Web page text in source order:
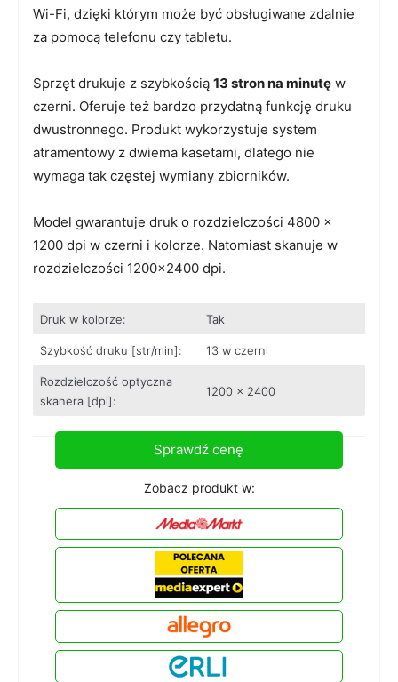
Wi-Fi, dzięki którym może być obsługiwane zdalnie
za pomocą telefonu czy tabletu.
Sprzęt drukuje z szybkością 13 stron na minutę w
czerni. Oferuje też bardzo przydatną funkcję druku
dwustronnego. Produkt wykorzystuje system
atramentowy z dwiema kasetami, dlatego nie
wymaga tak częstej wymiany zbiorników.
Model gwarantuje druk o rozdzielczości 4800 x
1200 dpi w czerni i kolorze. Natomiast skanuje w
rozdzielczości 1200×2400 dpi.
Druk w kolorze: Tak
Szybkość druku [str/min]: 13 w czerni
Rozdzielczość optyczna
skanera [dpi]:
1200 x 2400
Sprawdź cenę
Zobacz produkt w: